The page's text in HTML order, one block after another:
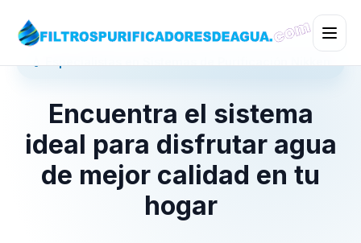
Encuentra el sistema
ideal para disfrutar agua
de mejor calidad en tu
hogar